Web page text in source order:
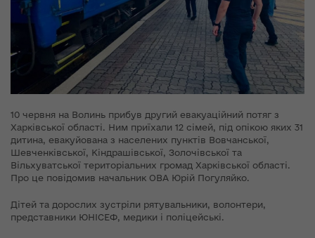
10 червня на Волинь прибув другий евакуаційний потяг з
Харківської області. Ним приїхали 12 сімей, під опікою яких 31
дитина, евакуйована з населених пунктів Вовчанської,
Шевченківської, Кіндрашівської, Золочівської та
Вільхуватської територіальних громад Харківської області.
Про це повідомив начальник ОВА Юрій Погуляйко.
Дітей та дорослих зустріли рятувальники, волонтери,
представники ЮНІСЕФ, медики і поліцейські.